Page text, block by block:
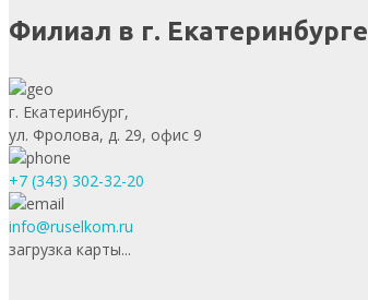
Филиал в г. Екатеринбурге
г. Екатеринбург,
ул. Фролова, д. 29, офис 9
+7 (343) 302-32-20
info@ruselkom.ru
загрузка карты...